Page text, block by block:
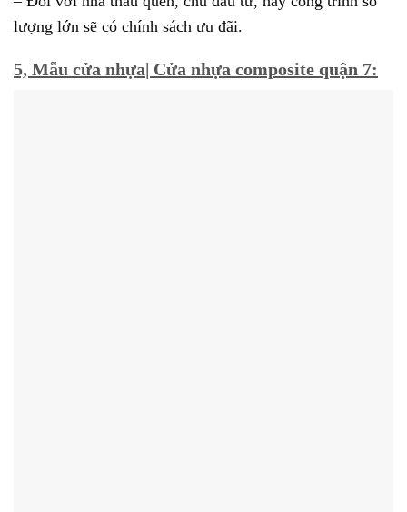
lượng lớn sẽ có chính sách ưu đãi.
5, Mẫu cửa nhựa| Cửa nhựa composite quận 7: